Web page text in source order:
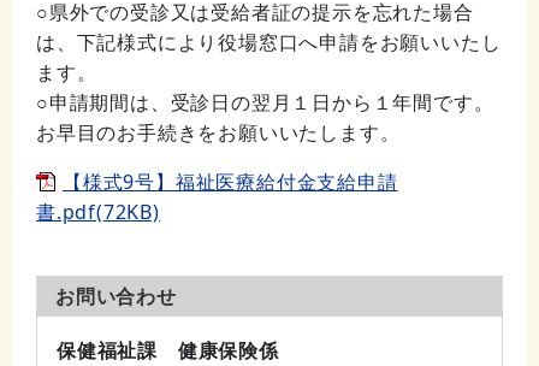
○県外での受診又は受給者証の提示を忘れた場合
は、下記様式により役場窓口へ申請をお願いいたし
ます。
○申請期間は、受診日の翌月１日から１年間です。
お早目のお手続きをお願いいたします。
【様式9号】福祉医療給付金支給申請
書.pdf(72KB)
お問い合わせ
保健福祉課 健康保険係